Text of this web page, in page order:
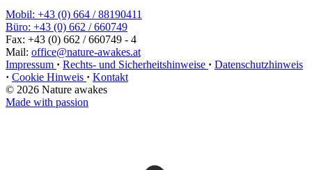
Mobil: +43 (0) 664 / 88190411
Büro: +43 (0) 662 / 660749
Fax: +43 (0) 662 / 660749 - 4
Mail: office@nature-awakes.at
Impressum · Rechts- und Sicherheitshinweise · Datenschutzhinweis
· Cookie Hinweis · Kontakt
© 2026 Nature awakes
Made with passion